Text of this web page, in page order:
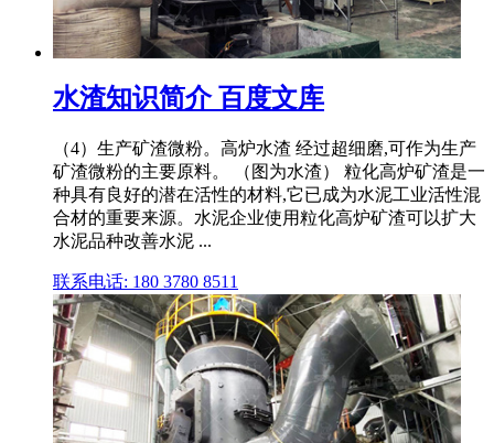
水渣知识简介 百度文库
（4）生产矿渣微粉。高炉水渣 经过超细磨,可作为生产
矿渣微粉的主要原料。 （图为水渣） 粒化高炉矿渣是一
种具有良好的潜在活性的材料,它已成为水泥工业活性混
合材的重要来源。水泥企业使用粒化高炉矿渣可以扩大
水泥品种改善水泥 ...
联系电话: 180 3780 8511